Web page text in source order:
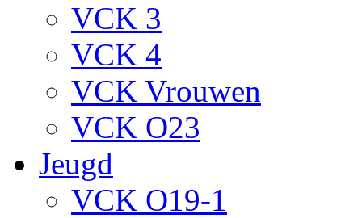
VCK 3
VCK 4
VCK Vrouwen
VCK O23
Jeugd
VCK O19-1